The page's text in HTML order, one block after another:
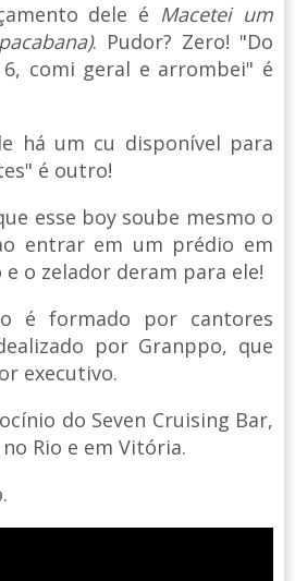
dele é Macetei um
. Pudor? Zero! "Do
comi geral e arrombei" é
há um cu disponível para
é outro!
esse boy soube mesmo o
entrar em um prédio em
o zelador deram para ele!
é formado por cantores
por Granppo, que
executivo.
do Seven Cruising Bar,
Rio e em Vitória.